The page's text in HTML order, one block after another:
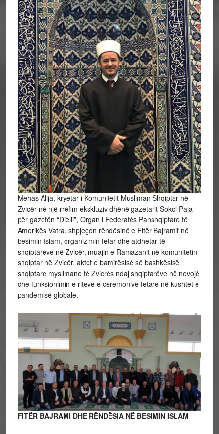
Mehas Alija, kryetar i Komunitetit Musliman Shqiptar në
Zvicër në një rrëfim ekskluziv dhënë gazetarit Sokol Paja
për gazetën “Dielli”, Organ i Federatës Panshqiptare të
Amerikës Vatra, shpjegon rëndësinë e Fitër Bajramit në
besimin Islam, organizimin fetar dhe atdhetar të
shqiptarëve në Zvicër, muajin e Ramazanit në komunitetin
shqiptar në Zvicër, aktet e bamirësisë së bashkësisë
shqiptare myslimane të Zvicrës ndaj shqiptarëve në nevojë
dhe funksionimin e riteve e ceremonive fetare në kushtet e
pandemisë globale.
FITËR BAJRAMI DHE RËNDËSIA NË BESIMIN ISLAM